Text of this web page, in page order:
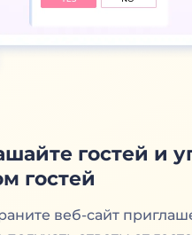
гостей и
гостей
веб-сайт